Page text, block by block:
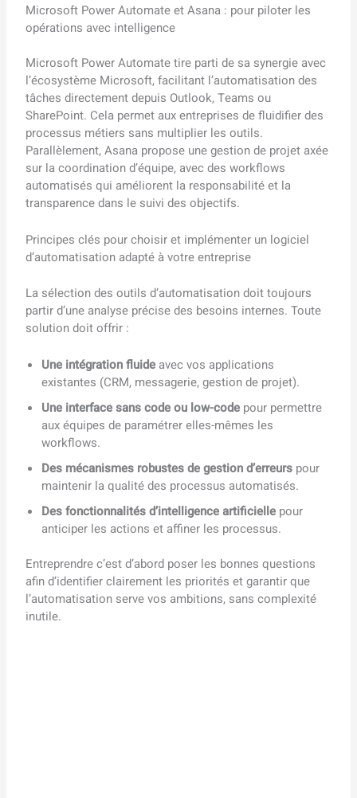
Microsoft Power Automate et Asana : pour piloter les
opérations avec intelligence
Microsoft Power Automate tire parti de sa synergie avec
l’écosystème Microsoft, facilitant l’automatisation des
tâches directement depuis Outlook, Teams ou
SharePoint. Cela permet aux entreprises de fluidifier des
processus métiers sans multiplier les outils.
Parallèlement, Asana propose une gestion de projet axée
sur la coordination d’équipe, avec des workflows
automatisés qui améliorent la responsabilité et la
transparence dans le suivi des objectifs.
Principes clés pour choisir et implémenter un logiciel
d’automatisation adapté à votre entreprise
La sélection des outils d’automatisation doit toujours
partir d’une analyse précise des besoins internes. Toute
solution doit offrir :
Une intégration fluide avec vos applications
existantes (CRM, messagerie, gestion de projet).
Une interface sans code ou low-code pour permettre
aux équipes de paramétrer elles-mêmes les
workflows.
Des mécanismes robustes de gestion d’erreurs pour
maintenir la qualité des processus automatisés.
Des fonctionnalités d’intelligence artificielle pour
anticiper les actions et affiner les processus.
Entreprendre c’est d’abord poser les bonnes questions
afin d’identifier clairement les priorités et garantir que
l’automatisation serve vos ambitions, sans complexité
inutile.